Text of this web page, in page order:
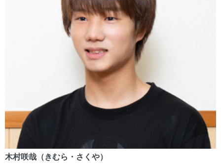
木村咲哉（きむら・さくや）